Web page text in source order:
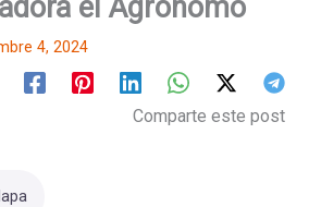
el Agrónomo
4, 2024
Comparte este post